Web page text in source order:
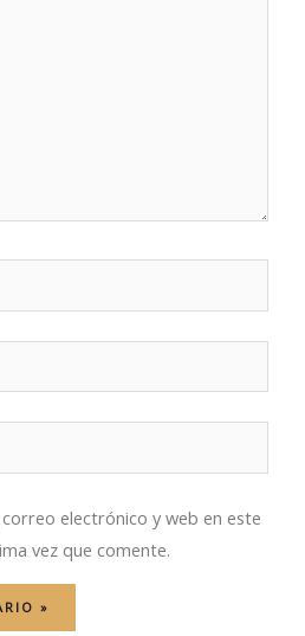
electrónico y web en este
vez que comente.